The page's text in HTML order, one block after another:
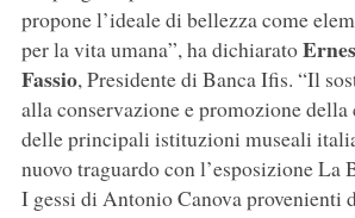
propone l’ideale di bellezza come
per la vita umana”, ha dichiarato
Fassio, Presidente di Banca Ifis. “Il
alla conservazione e promozione
delle principali istituzioni museali
nuovo traguardo con l’esposizione La
I gessi di Antonio Canova provenienti